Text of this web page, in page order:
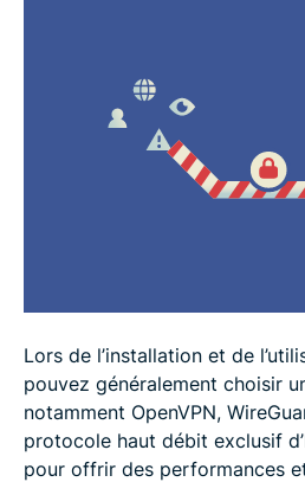
Idées reçues courantes sur
Lors de l’installation et de
pouvez généralement choisir
notamment OpenVPN,
protocole haut débit exclusif
pour offrir des performances